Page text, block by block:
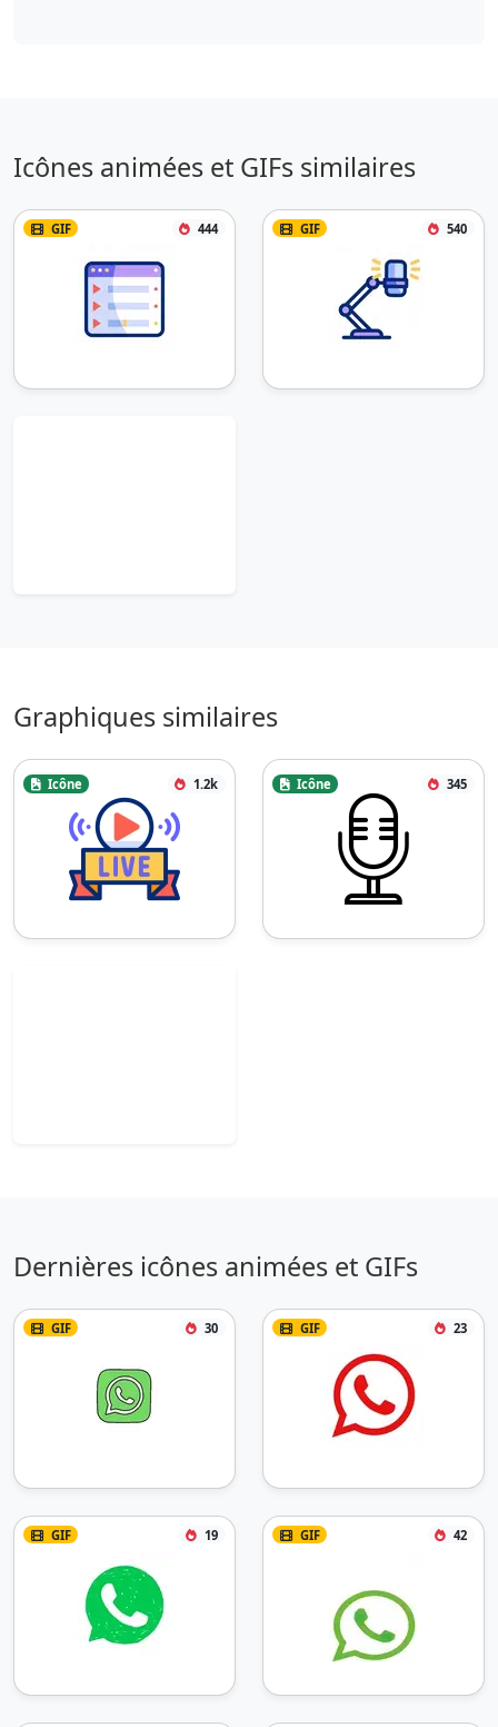
Icônes animées et GIFs similaires
GIF 444 GIF 540
Graphiques similaires
Icône 1.2k Icône 345
Dernières icônes animées et GIFs
GIF 30 GIF 23
GIF 19 GIF 42